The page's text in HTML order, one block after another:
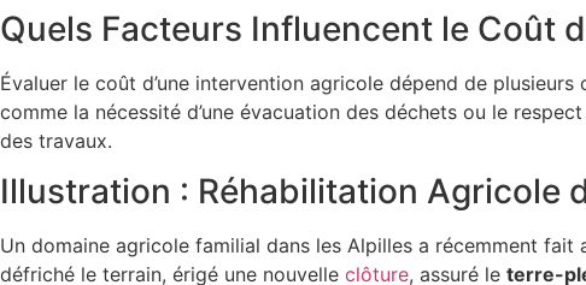
Quels Facteurs Influencent le Coût
Évaluer le coût d’une intervention agricole dépend de plusieurs
comme la nécessité d’une évacuation des déchets ou le
des travaux.
Illustration : Réhabilitation Agricole
Un domaine agricole familial dans les Alpilles a récemment fait
défriché le terrain, érigé une nouvelle clôture, assuré le terre-